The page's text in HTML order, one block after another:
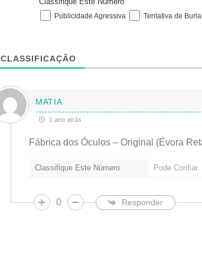
Publicidade Agressiva Tentativa de Burla
CLASSIFICAÇÃO
MATIA
1 ano atrás
Fábrica dos Óculos – Original (Évora
Classifique Este Número Pode Confiar
0 Responder